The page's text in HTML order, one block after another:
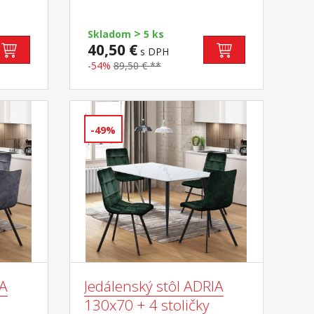
Skladom > 5 ks
40,50 €s DPH
-54% 89,50 € **
-49%
Jedálenský stôl ADRIA
130x70 + 4 stoličky